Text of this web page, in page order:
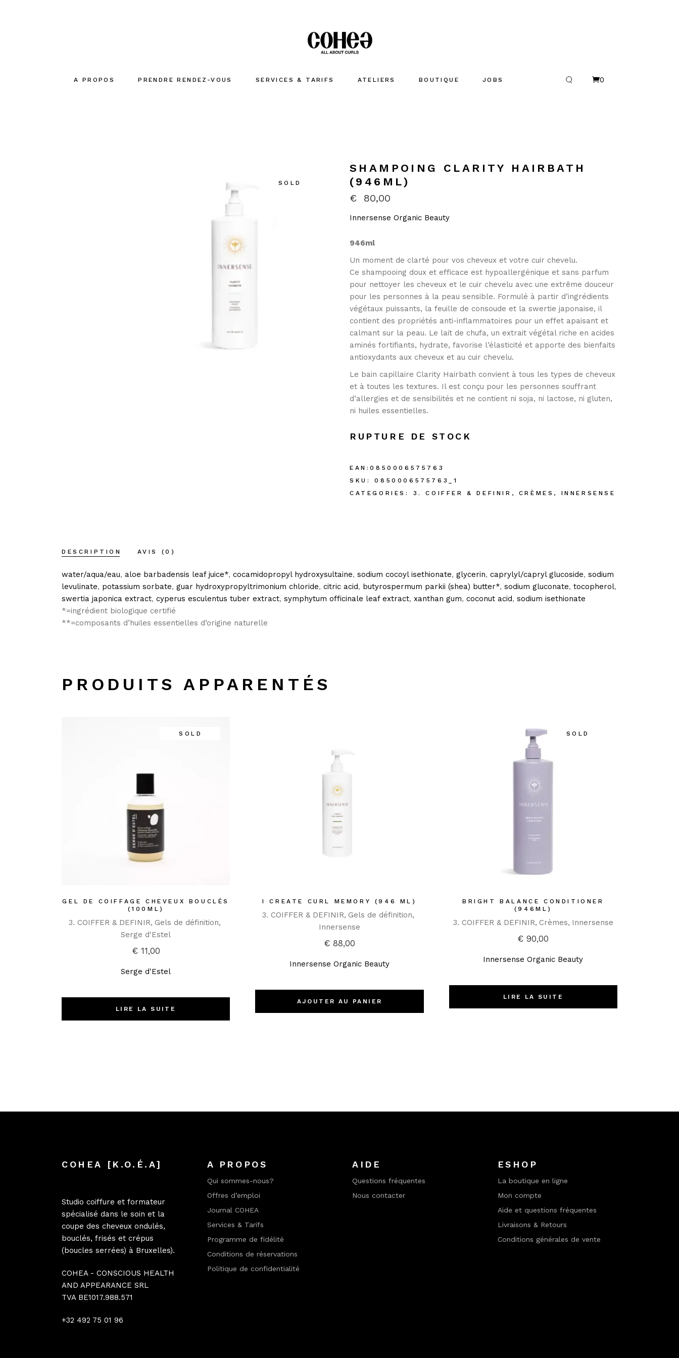
A PROPOS PRENDRE RENDEZ-VOUS SERVICES & TARIFS ATELIERS BOUTIQUE
MARQUES
JOBS 0
SOLD
SHAMPOING CLARITY HAIRBATH
(946ML)
€ 80,00
Innersense Organic Beauty
946ml
Un moment de clarté pour vos cheveux et votre cuir chevelu.
Ce shampooing doux et efficace est hypoallergénique et sans parfum
pour nettoyer les cheveux et le cuir chevelu avec une extrême douceur
pour les personnes à la peau sensible. Formulé à partir d’ingrédients
végétaux puissants, la feuille de consoude et la swertie japonaise, il
contient des propriétés anti-inflammatoires pour un effet apaisant et
calmant sur la peau. Le lait de chufa, un extrait végétal riche en acides
aminés fortifiants, hydrate, favorise l’élasticité et apporte des bienfaits
antioxydants aux cheveux et au cuir chevelu.
Le bain capillaire Clarity Hairbath convient à tous les types de cheveux
et à toutes les textures. Il est conçu pour les personnes souffrant
d’allergies et de sensibilités et ne contient ni soja, ni lactose, ni gluten,
ni huiles essentielles.
RUPTURE DE STOCK
EAN:0850006575763
SKU:
0850006575763_1
CATEGORIES:
3. COIFFER & DEFINIR , CRÈMES , INNERSENSE
DESCRIPTION AVIS (0)
water/aqua/eau, aloe barbadensis leaf juice*, cocamidopropyl hydroxysultaine, sodium cocoyl isethionate, glycerin, caprylyl/capryl glucoside, sodium
levulinate, potassium sorbate, guar hydroxypropyltrimonium chloride, citric acid, butyrospermum parkii (shea) butter*, sodium gluconate, tocopherol,
swertia japonica extract, cyperus esculentus tuber extract, symphytum officinale leaf extract, xanthan gum, coconut acid, sodium isethionate
*=ingrédient biologique certifié
**=composants d’huiles essentielles d’origine naturelle
PRODUITS APPARENTÉS
SOLD
GEL DE COIFFAGE CHEVEUX BOUCLÉS
(100ML)
3. COIFFER & DEFINIR Gels de définition
Serge d'Estel
€11,00
Serge d'Estel
LIRE LA SUITE
I CREATE CURL MEMORY (946 ML)
3. COIFFER & DEFINIR Gels de définition
Innersense
€88,00
Innersense Organic Beauty
AJOUTER AU PANIER
SOLD
BRIGHT BALANCE CONDITIONER
(946ML)
3. COIFFER & DEFINIR Crèmes Innersense
€ 90,00
Innersense Organic Beauty
LIRE LA SUITE
COHEA [K.O.É.A]
Studio coiffure et formateur
spécialisé dans le soin et la
coupe des cheveux ondulés,
bouclés, frisés et crépus
(boucles serrées) à Bruxelles).
COHEA - CONSCIOUS HEALTH
AND APPEARANCE SRL
TVA BE1017.988.571
+32 492 75 01 96
A PROPOS
Qui sommes-nous?
Offres d’emploi
Journal COHEA
Services & Tarifs
Programme de fidélité
Conditions de réservations
Politique de confidentialité
AIDE
Questions fréquentes
Nous contacter
ESHOP
La boutique en ligne
Mon compte
Aide et questions fréquentes
Livraisons & Retours
Conditions générales de vente